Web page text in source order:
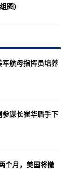
图)
航母指挥员培养
谋长崔华盾手下
个月，美国将撤